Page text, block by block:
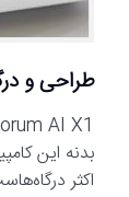
طراحی و
بدنه این
اکثر